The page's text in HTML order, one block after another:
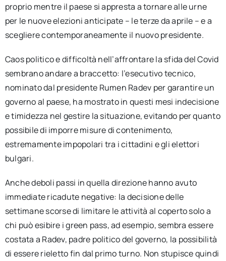
proprio mentre il paese si appresta a tornare alle urne
per le nuove elezioni anticipate – le terze da aprile – e a
scegliere contemporaneamente il nuovo presidente.
Caos politico e difficoltà nell’affrontare la sfida del Covid
sembrano andare a braccetto: l’esecutivo tecnico,
nominato dal presidente Rumen Radev per garantire un
governo al paese, ha mostrato in questi mesi indecisione
e timidezza nel gestire la situazione, evitando per quanto
possibile di imporre misure di contenimento,
estremamente impopolari tra i cittadini e gli elettori
bulgari.
Anche deboli passi in quella direzione hanno avuto
immediate ricadute negative: la decisione delle
settimane scorse di limitare le attività al coperto solo a
chi può esibire i green pass, ad esempio, sembra essere
costata a Radev, padre politico del governo, la possibilità
di essere rieletto fin dal primo turno. Non stupisce quindi